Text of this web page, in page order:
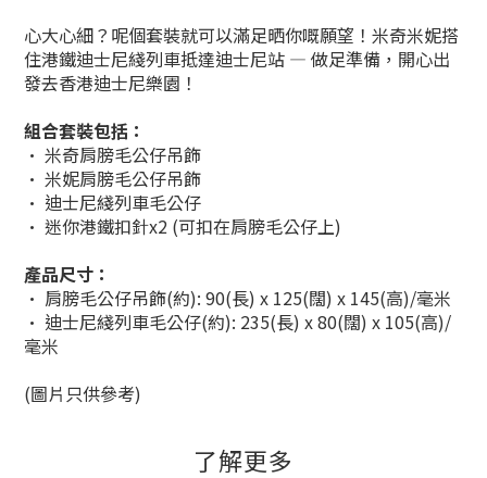
心大心細？呢個套裝就可以滿足晒你嘅願望！米奇米妮搭
住港鐵迪士尼綫列車抵達迪士尼站 — 做足準備，開心出
發去香港迪士尼樂園！
組合套裝包括：
• 米奇肩膀毛公仔吊飾
• 米妮肩膀毛公仔吊飾
• 迪士尼綫列車毛公仔
• 迷你港鐵扣針x2 (可扣在肩膀毛公仔上)
產品尺寸：
• 肩膀毛公仔吊飾(約): 90(長) x 125(闊) x 145(高)/毫米
• 迪士尼綫列車毛公仔(約): 235(長) x 80(闊) x 105(高)/
毫米
(圖片只供參考)
了解更多